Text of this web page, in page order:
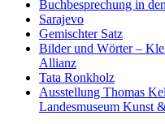
Buchbesprechung in
Sarajevo
Gemischter Satz
Bilder und Wörter –
Allianz
Tata Ronkholz
Ausstellung Thomas
Landesmuseum Kunst